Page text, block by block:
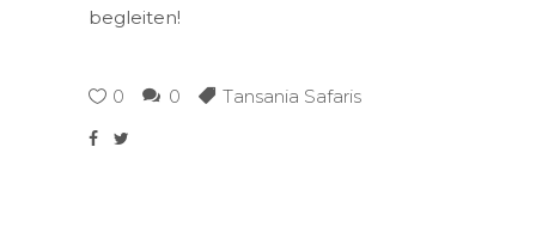
begleiten!
0 0 Tansania Safaris